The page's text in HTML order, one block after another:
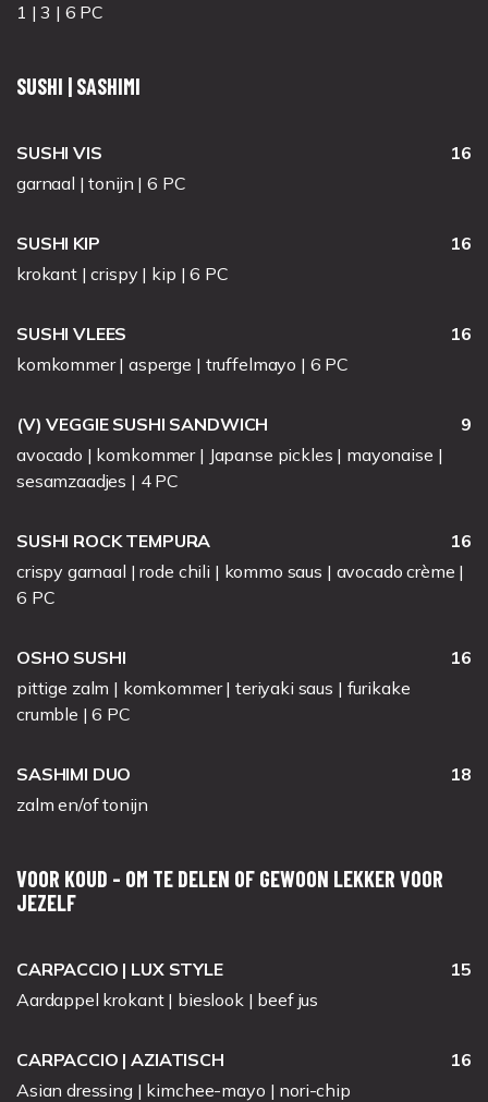
1 | 3 | 6 PC
SUSHI | SASHIMI
SUSHI VIS
16
garnaal | tonijn | 6 PC
SUSHI KIP
16
krokant | crispy | kip | 6 PC
SUSHI VLEES
16
komkommer | asperge | truffelmayo | 6 PC
(V) VEGGIE SUSHI SANDWICH
9
avocado | komkommer | Japanse pickles | mayonaise |
sesamzaadjes | 4 PC
SUSHI ROCK TEMPURA
16
crispy garnaal | rode chili | kommo saus | avocado crème |
6 PC
OSHO SUSHI
16
pittige zalm | komkommer | teriyaki saus | furikake
crumble | 6 PC
SASHIMI DUO
18
zalm en/of tonijn
VOOR KOUD - OM TE DELEN OF GEWOON LEKKER VOOR
JEZELF
CARPACCIO | LUX STYLE
15
Aardappel krokant | bieslook | beef jus
CARPACCIO | AZIATISCH
16
Asian dressing | kimchee-mayo | nori-chip